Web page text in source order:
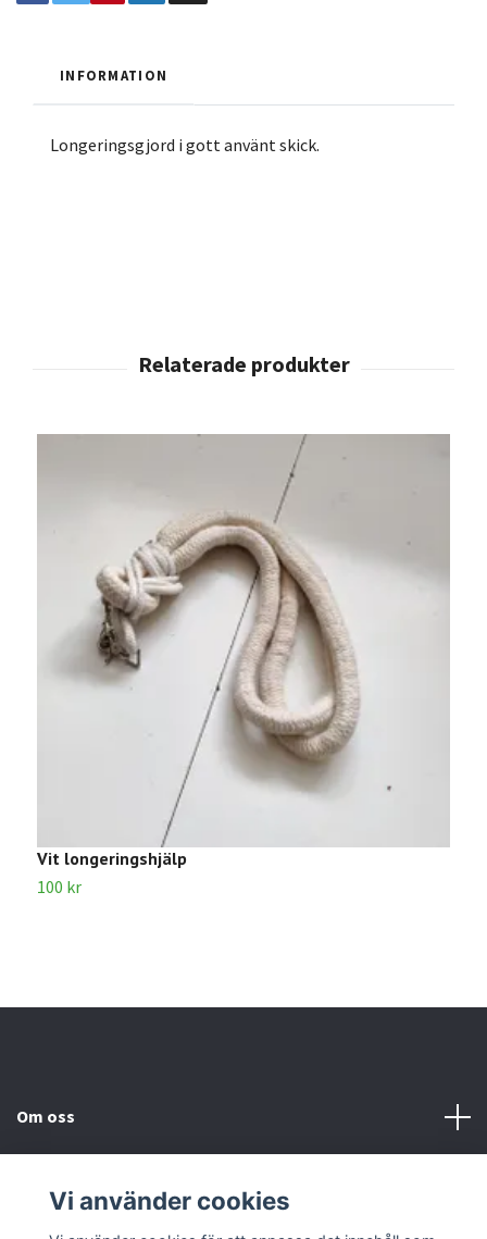
INFORMATION
Longeringsgjord i gott använt skick.
Vit longeringshjälp
100 kr
Om oss
Vi använder cookies